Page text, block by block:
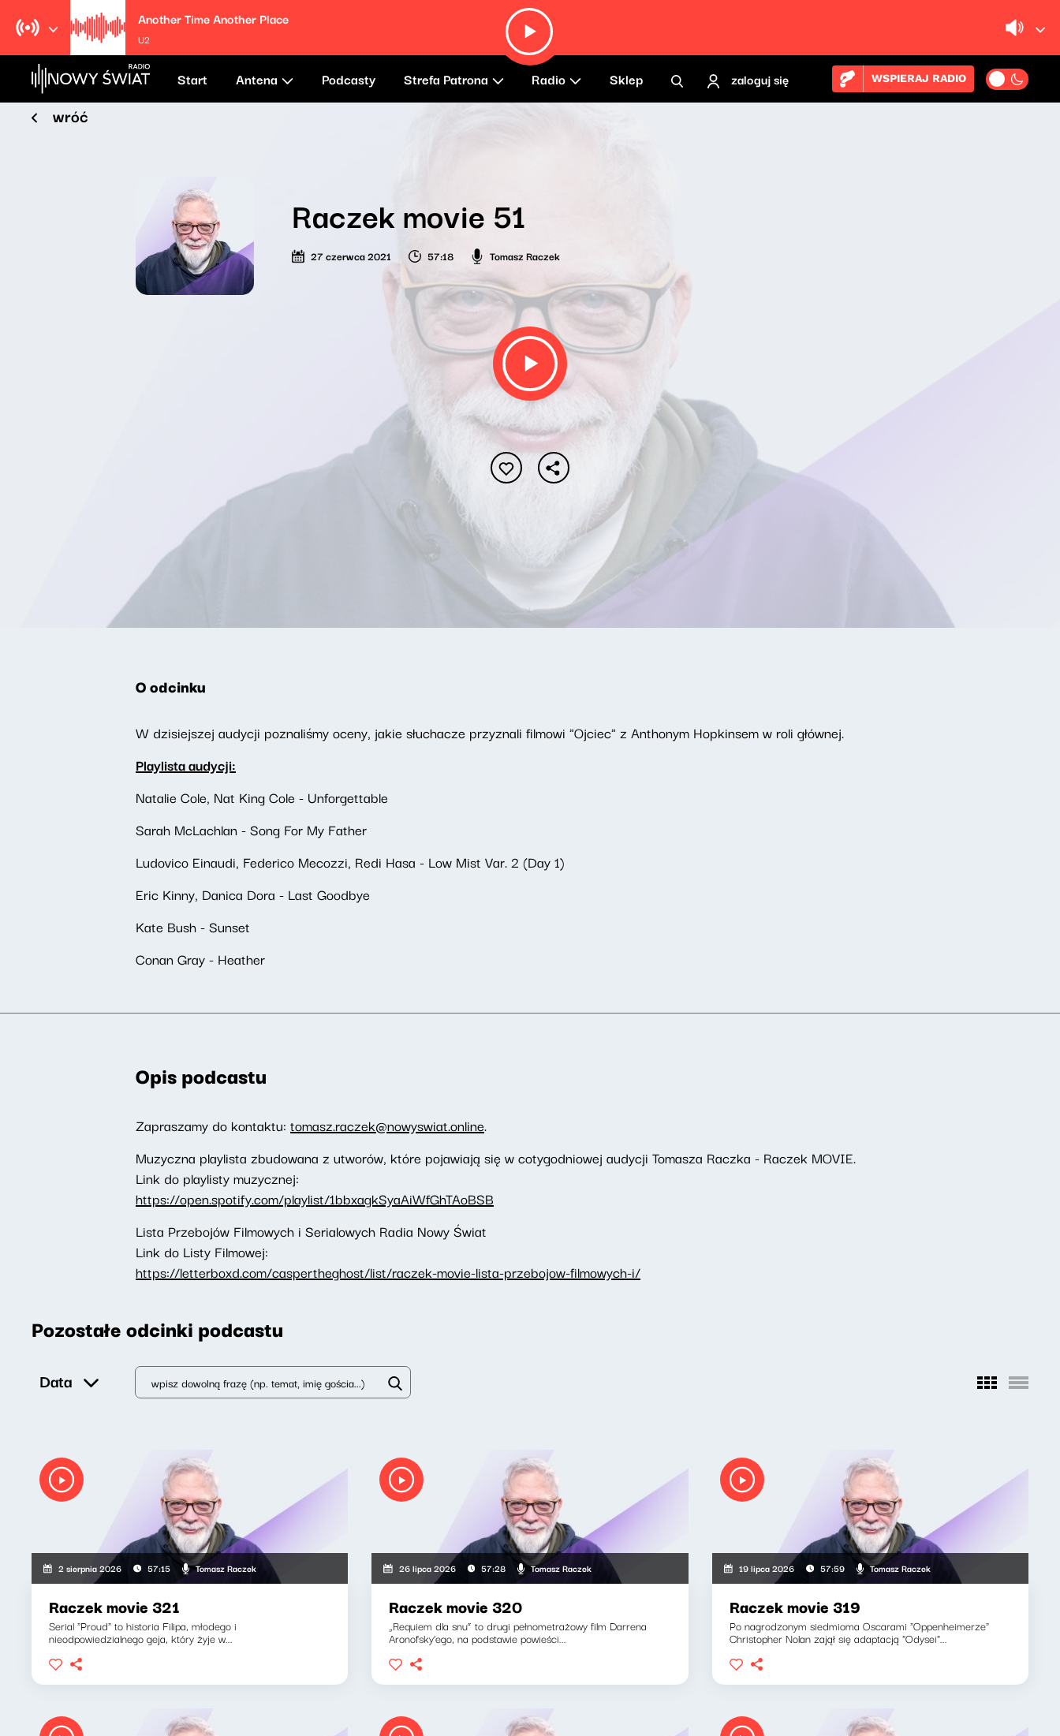
Another Time Another Place
U2
Start Antena Podcasty Strefa Patrona Radio Sklep zaloguj się WSPIERAJ RADIO
wróć
Raczek movie 51
27 czerwca 2021 57:18 Tomasz Raczek
O odcinku
W dzisiejszej audycji poznaliśmy oceny, jakie słuchacze przyznali filmowi "Ojciec" z Anthonym Hopkinsem w roli głównej.
Playlista audycji:
Natalie Cole, Nat King Cole - Unforgettable
Sarah McLachlan - Song For My Father
Ludovico Einaudi, Federico Mecozzi, Redi Hasa - Low Mist Var. 2 (Day 1)
Eric Kinny, Danica Dora - Last Goodbye
Kate Bush - Sunset
Conan Gray - Heather
Opis podcastu
Zapraszamy do kontaktu: tomasz.raczek@nowyswiat.online.
Muzyczna playlista zbudowana z utworów, które pojawiają się w cotygodniowej audycji Tomasza Raczka - Raczek MOVIE.
Link do playlisty muzycznej:
https://open.spotify.com/playlist/1bbxagkSyaAiWfGhTAoBSB
Lista Przebojów Filmowych i Serialowych Radia Nowy Świat
Link do Listy Filmowej:
https://letterboxd.com/caspertheghost/list/raczek-movie-lista-przebojow-filmowych-i/
Pozostałe odcinki podcastu
Data
2 sierpnia 2026 57:15 Tomasz Raczek
Raczek movie 321
Serial "Proud" to historia Filipa, młodego i
nieodpowiedzialnego geja, który żyje w...
26 lipca 2026 57:28 Tomasz Raczek
Raczek movie 320
„Requiem dla snu” to drugi pełnometrażowy film Darrena
Aronofsky’ego, na podstawie powieści...
19 lipca 2026 57:59 Tomasz Raczek
Raczek movie 319
Po nagrodzonym siedmioma Oscarami "Oppenheimerze"
Christopher Nolan zajął się adaptacją "Odysei"...